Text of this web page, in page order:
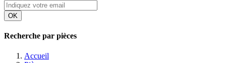
OK
Recherche par pièces
Accueil